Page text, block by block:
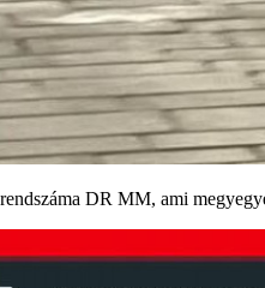
DR MM, ami